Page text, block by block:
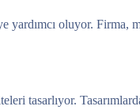
yardımcı oluyor.
tasarlıyor.